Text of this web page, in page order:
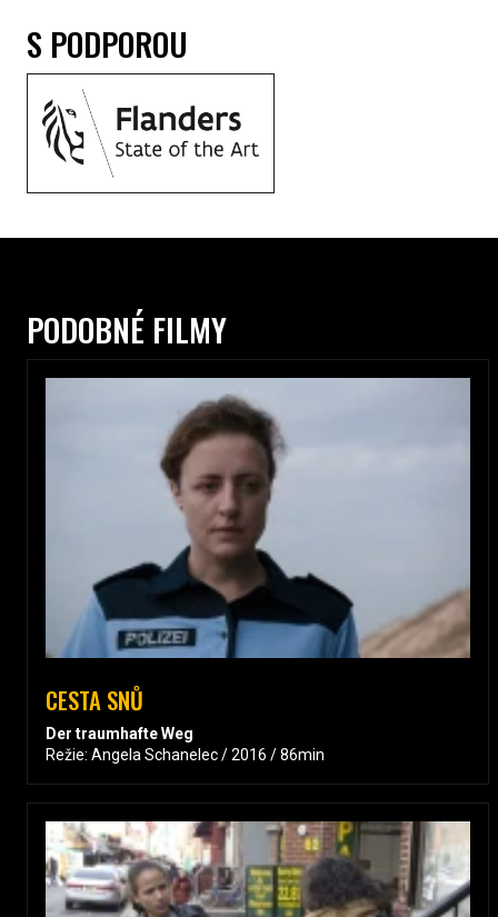
S PODPOROU
PODOBNÉ FILMY
CESTA SNŮ
Der traumhafte Weg
Režie: Angela Schanelec / 2016 / 86min